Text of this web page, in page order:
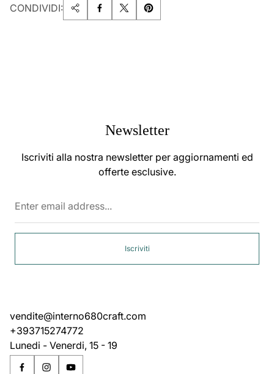
CONDIVIDI:
Newsletter
Iscriviti alla nostra newsletter per aggiornamenti ed
offerte esclusive.
Iscriviti
vendite@interno680craft.com
+393715274772
Lunedi - Venerdi, 15 - 19